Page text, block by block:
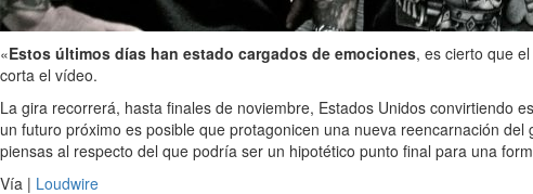
«Estos últimos días han estado cargados de emociones, es cierto que
corta el vídeo.
La gira recorrerá, hasta finales de noviembre, Estados Unidos convirtiendo
un futuro próximo es posible que protagonicen una nueva reencarnación
piensas al respecto del que podría ser un hipotético punto final para una
Vía | Loudwire